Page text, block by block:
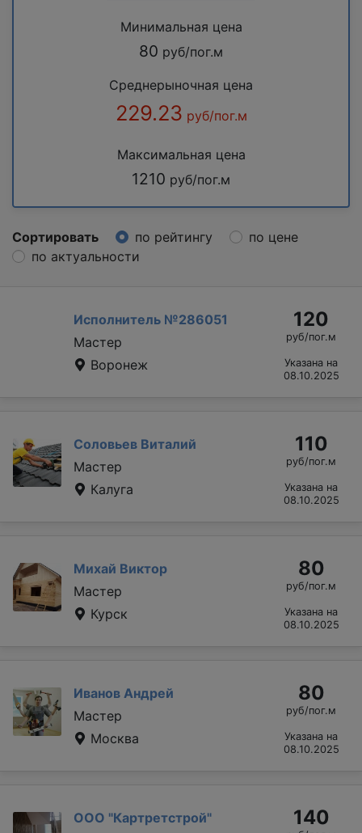
Минимальная цена
80 руб/пог.м
Среднерыночная цена
229.23 руб/пог.м
Максимальная цена
1210 руб/пог.м
Сортировать по рейтингу
по цене
по актуальности
Исполнитель №286051
Мастер
Воронеж
120
руб/пог.м
Указана на
08.10.2025
Соловьев Виталий
Мастер
Калуга
110
руб/пог.м
Указана на
08.10.2025
Михай Виктор
Мастер
Курск
80
руб/пог.м
Указана на
08.10.2025
Иванов Андрей
Мастер
Москва
80
руб/пог.м
Указана на
08.10.2025
ООО "Картретстрой"
140